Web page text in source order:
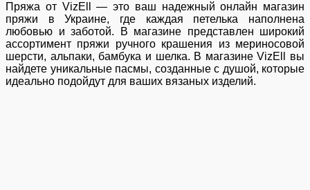
Пряжа от VizEll — это ваш надежный онлайн магазин
пряжи в Украине, где каждая петелька наполнена
любовью и заботой. В магазине представлен широкий
ассортимент пряжи ручного крашения из мериносовой
шерсти, альпаки, бамбука и шелка. В магазине VizEll вы
найдете уникальные пасмы, созданные с душой, которые
идеально подойдут для ваших вязаных изделий.